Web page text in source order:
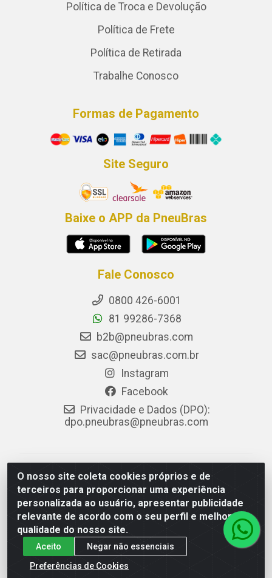
O nosso site coleta cookies próprios e de
terceiros para proporcionar uma experiência
personalizada ao usuário, apresentar publicidade
relevante de acordo com o seu perfil e melhorar a
qualidade do nosso site.
Aceito
Negar não essenciais
Preferências de Cookies
Política de Troca e Devolução
Política de Frete
Política de Retirada
Trabalhe Conosco
Formas de Pagamento
Site Seguro
Baixe o APP da PneuBras
Fale Conosco
0800 426-6001
81 99286-7368
b2b@pneubras.com
sac@pneubras.com.br
Instagram
Facebook
Privacidade e Dados (DPO):
dpo.pneubras@pneubras.com
PneuBras - Rodovia BR-101, KM 82 - Prazeres,
Jaboatão dos Guararapes/PE - CEP 54.335-000 - CNPJ
08.678.386/0001-05 - Pneubras Comércio de Pneus
Ltda